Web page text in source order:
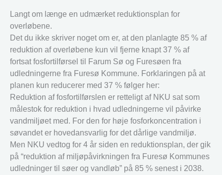
Langt om længe en udmærket reduktionsplan for
overløbene.
Det du ikke skriver noget om er, at den planlagte 85 % af
reduktion af overløbene kun vil fjerne knapt 37 % af
fortsat fosfortilførsel til Farum Sø og Furesøen fra
udledningerne fra Furesø Kommune. Forklaringen på at
planen kun reducerer med 37 % følger her:
Reduktion af fosfortilførslen er retteligt af NKU sat som
målestok for reduktion i hvad udledningerne vil påvirke
vandmiljøet med. For den for høje fosforkoncentration i
søvandet er hovedansvarlig for det dårlige vandmiljø.
Men NKU vedtog for 4 år siden en reduktionsplan, der gik
på “reduktion af miljøpåvirkningen fra Furesø Kommunes
udledninger til søer og vandløb” på 85 % senest i 2038.